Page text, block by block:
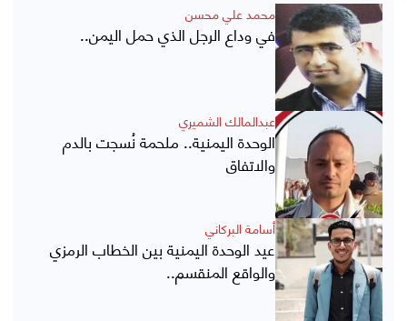
محمد علي محسن
في وداع الرجل الذي حمل اليمن..
عبدالمالك الشميري
الوحدة اليمنية.. ملحمة نُسجت بالدم
والاتفاق
أسامة البركاني
عيد الوحدة اليمنية بين الخطاب الرمزي
والواقع المنقسم..